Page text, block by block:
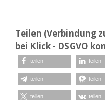
Teilen (Verbindung
bei Klick - DSGVO
teilen teilen
teilen teilen
teilen teilen